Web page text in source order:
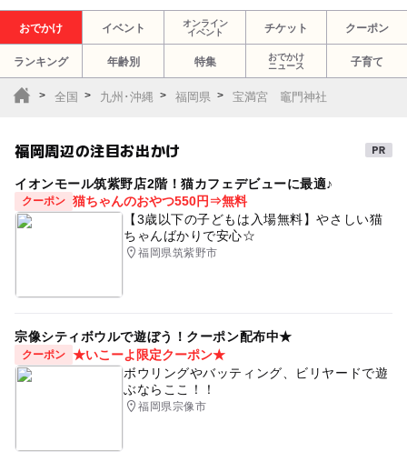
おでかけ イベント
オンライン
イベント
チケット クーポン
ランキング 年齢別 特集
おでかけ
ニュース
子育て
全国 九州･沖縄 福岡県 宝満宮 竈門神社
福岡周辺の注目お出かけ
イオンモール筑紫野店2階！猫カフェデビューに最適♪
クーポン 猫ちゃんのおやつ550円⇒無料
【3歳以下の子どもは入場無料】やさしい猫
ちゃんばかりで安心☆
福岡県筑紫野市
宗像シティボウルで遊ぼう！クーポン配布中★
クーポン ★いこーよ限定クーポン★
ボウリングやバッティング、ビリヤードで遊
ぶならここ！！
福岡県宗像市